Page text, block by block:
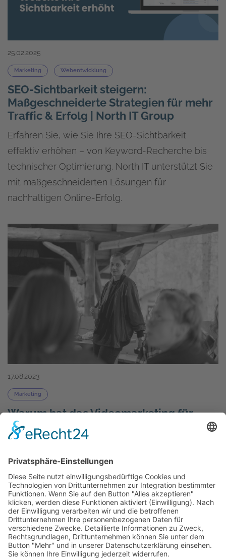
25.02.2025
Marketing Webentwicklung
SEO-Sichtbarkeit steigern:
Maßgeschneiderte Strategien für mehr
Traffic & Erfolg | North IT Group
Erfahren Sie, wie Sie Ihre SEO-Sichtbarkeit
effektiv erhöhen – von Keyword-Recherche bis
technischer Optimierung. North IT unterstützt Sie
mit maßgeschneiderten Lösungen für
nachhaltigen Online-Erfolg.
17.08.2023
Marketing
Warum hat das Videomarketing für
Unternehmen ein großes Potenzial? |
Der Einfluss von Algorithmen und die
Erfahren Sie, wie Videomarketing auf Plattformen
wie LinkedIn, Instagram und TikTok durch
Algorithmen unterstützt wird und wie es die
Benutzererfahrung verbessern und zum
Unternehmenserfolg beitragen kann.